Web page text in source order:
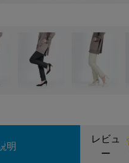
明
レビュ
ー